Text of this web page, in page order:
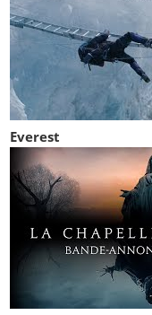
Everest